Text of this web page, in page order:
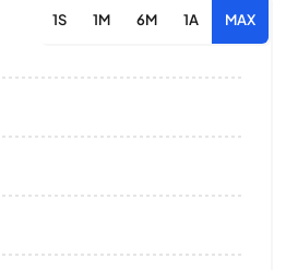
1S 1M 6M 1A MAX